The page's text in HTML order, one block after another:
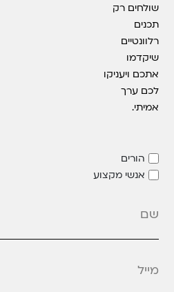
שולחים רק
תכנים
רלוונטיים
שיקדמו
אתכם ויעניקו
לכם ערך
אמיתי.
הורים
אנשי מקצוע